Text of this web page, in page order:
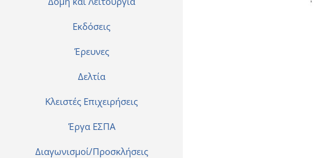
Εκδόσεις
Έρευνες
Δελτία
Κλειστές Επιχειρήσεις
Έργα ΕΣΠΑ
Διαγωνισμοί/Προσκλήσεις